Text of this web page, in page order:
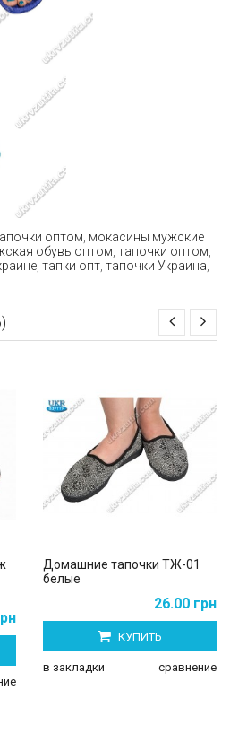
оптом мокасины мужские
обувь оптом тапочки оптом
тапки опт тапочки Украина
Домашние тапочки ТЖ-01
белые
26.00 грн
КУПИТЬ
в закладки сравнение